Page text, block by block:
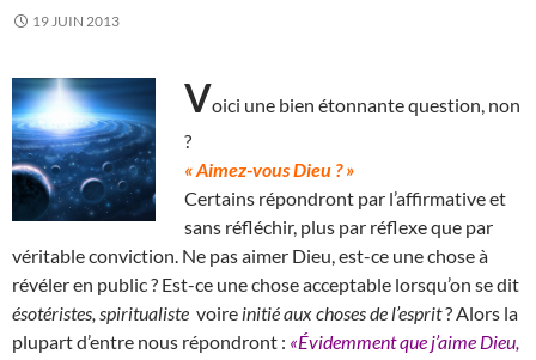
19 JUIN 2013
Voici une bien étonnante question, non
?
« Aimez-vous Dieu ? »
Certains répondront par l’affirmative et
sans réfléchir, plus par réflexe que par
véritable conviction. Ne pas aimer Dieu, est-ce une chose à
révéler en public ? Est-ce une chose acceptable lorsqu’on se dit
ésotéristes, spiritualiste voire initié aux choses de l’esprit? Alors la
plupart d’entre nous répondront : «Évidemment que j’aime Dieu,